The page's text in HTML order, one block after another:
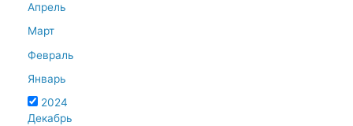
Апрель
Март
Февраль
Январь
2024
Декабрь